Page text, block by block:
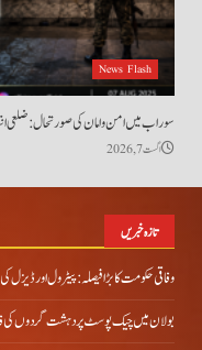
News Flash
سوراب میں امن و امان کی صورتحال: ضلعی
اگست 7, 2026
تازہ خبریں
وفاقی حکومت کا بڑا فیصلہ: پیٹرول اور ڈیزل
بولان میں چیک پوسٹ پر دہشت گردوں کی